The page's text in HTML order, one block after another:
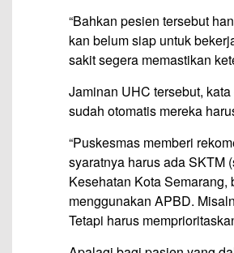
“Bahkan pesien tersebut
kan belum siap untuk
sakit segera memastikan
Jaminan UHC tersebut,
sudah otomatis mereka
“Puskesmas memberi
syaratnya harus ada SKTM
Kesehatan Kota
menggunakan APBD.
Tetapi harus